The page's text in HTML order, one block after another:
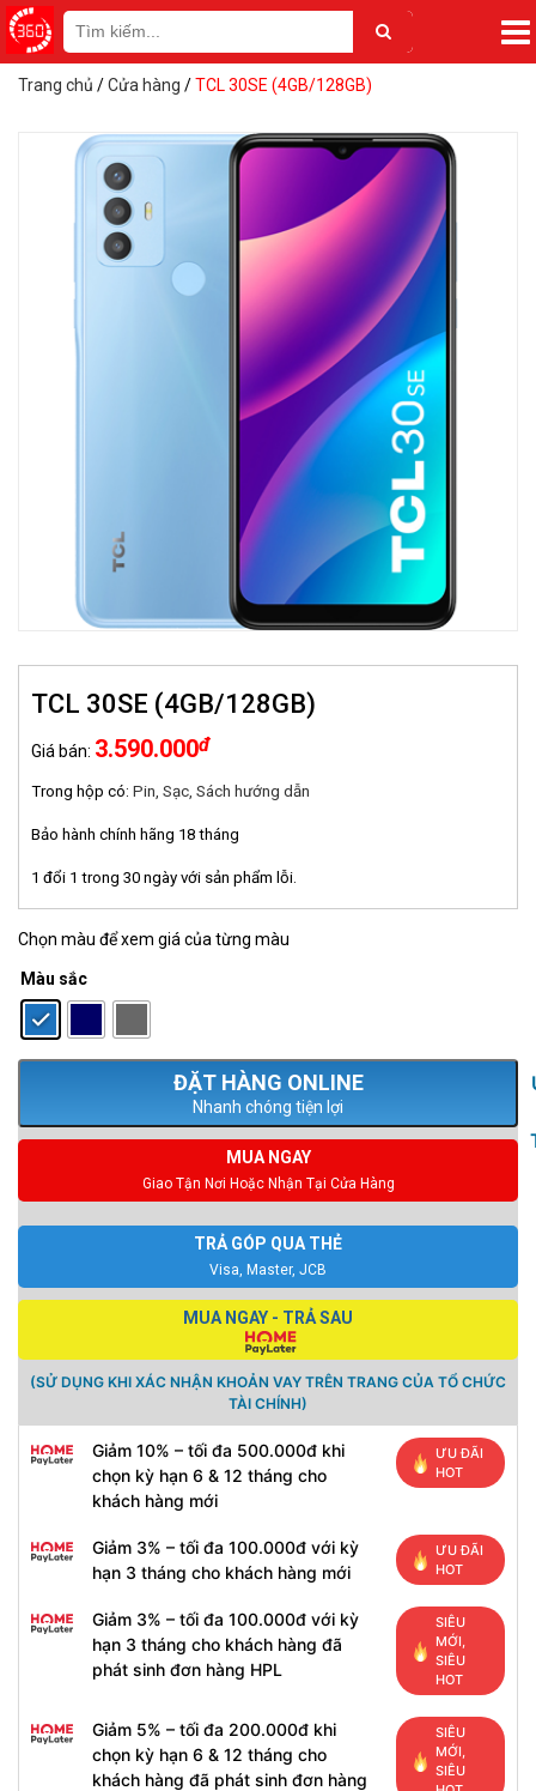
Trang chủ /Cửa hàng /TCL 30SE (4GB/128GB)
TCL 30SE (4GB/128GB)
Giá bán: 3.590.000đ
Trong hộp có: Pin, Sạc, Sách hướng dẫn
Bảo hành chính hãng 18 tháng
1 đổi 1 trong 30 ngày với sản phẩm lỗi.
Chọn màu để xem giá của từng màu
Màu sắc
Nhanh chóng tiện lợi
MUA NGAY
Giao Tận Nơi Hoặc Nhận Tại Cửa Hàng
TRẢ GÓP QUA THẺ
Visa, Master, JCB
MUA NGAY - TRẢ SAU
(SỬ DỤNG KHI XÁC NHẬN KHOẢN VAY TRÊN TRANG CỦA TỔ CHỨC
TÀI CHÍNH)
Giảm 10% – tối đa 500.000đ khi
chọn kỳ hạn 6 & 12 tháng cho
khách hàng mới
ƯU ĐÃI
HOT
Giảm 3% – tối đa 100.000đ với kỳ
hạn 3 tháng cho khách hàng mới
ƯU ĐÃI
HOT
Giảm 3% – tối đa 100.000đ với kỳ
hạn 3 tháng cho khách hàng đã
phát sinh đơn hàng HPL
SIÊU
MỚI,
SIÊU
HOT
Giảm 5% – tối đa 200.000đ khi
chọn kỳ hạn 6 & 12 tháng cho
khách hàng đã phát sinh đơn hàng
SIÊU
MỚI,
SIÊU